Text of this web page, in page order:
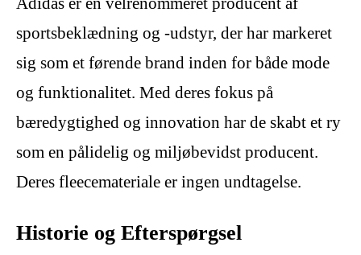
sportsbeklædning og -udstyr, der har markeret
sig som et førende brand inden for både mode
og funktionalitet. Med deres fokus på
bæredygtighed og innovation har de skabt et ry
som en pålidelig og miljøbevidst producent.
Deres fleecemateriale er ingen undtagelse.
Historie og Efterspørgsel